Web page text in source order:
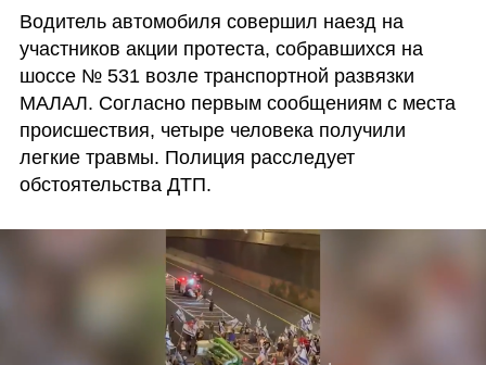
Водитель автомобиля совершил наезд на
участников акции протеста, собравшихся на
шоссе № 531 возле транспортной развязки
МАЛАЛ. Согласно первым сообщениям с места
происшествия, четыре человека получили
легкие травмы. Полиция расследует
обстоятельства ДТП.